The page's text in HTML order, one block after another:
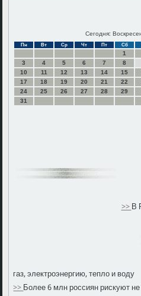
Сегодня:
Пн Вт Ср Чт Пт Сб
1
3
4 5 6 7 8
10
11 12 13 14 15
17
18 19 20 21 22
24
25 26 27 28 29
31
>>В
газ, электроэнергию, тепло и воду
>>Более 6 млн россиян рискуют